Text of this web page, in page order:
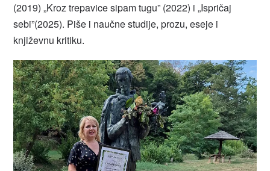
(2019) „Kroz trepavice sipam tugu” (2022) i „Ispričaj
sebi”(2025). Piše i naučne studije, prozu, eseje i
književnu kritiku.